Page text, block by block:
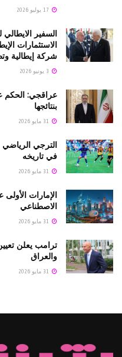
السفير
شركة إيطالية
عراقجي: الحكم
بنتائجها
في تاريخه
الإمارات
الاصطناعي
ترامب يعلن
والعراق